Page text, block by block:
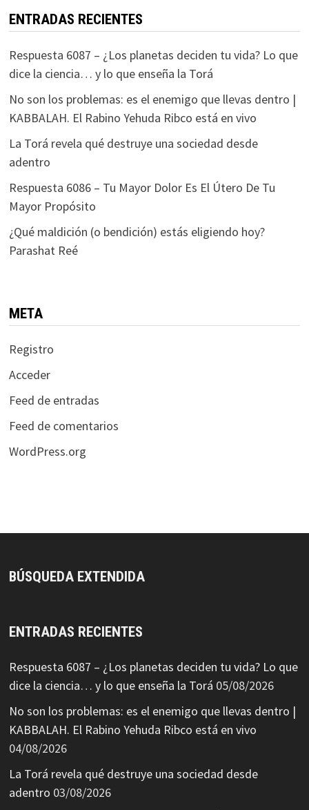
ENTRADAS RECIENTES
Respuesta 6087 – ¿Los planetas deciden tu vida? Lo que
dice la ciencia… y lo que enseña la Torá
No son los problemas: es el enemigo que llevas dentro |
KABBALAH. El Rabino Yehuda Ribco está en vivo
La Torá revela qué destruye una sociedad desde
adentro
Respuesta 6086 – Tu Mayor Dolor Es El Útero De Tu
Mayor Propósito
¿Qué maldición (o bendición) estás eligiendo hoy?
Parashat Reé
META
Registro
Acceder
Feed de entradas
Feed de comentarios
WordPress.org
BÚSQUEDA EXTENDIDA
ENTRADAS RECIENTES
Respuesta 6087 – ¿Los planetas deciden tu vida? Lo que
dice la ciencia… y lo que enseña la Torá 05/08/2026
No son los problemas: es el enemigo que llevas dentro |
KABBALAH. El Rabino Yehuda Ribco está en vivo
04/08/2026
La Torá revela qué destruye una sociedad desde
adentro 03/08/2026